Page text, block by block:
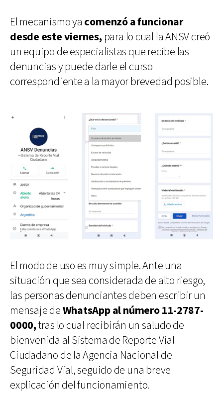
El mecanismo ya comenzó a funcionar
desde este viernes,para lo cual la ANSV creó
un equipo de especialistas que recibe las
denuncias y puede darle el curso
correspondiente a la mayor brevedad posible.
El modo de uso es muy simple. Ante una
situación que sea considerada de alto riesgo,
las personas denunciantes deben escribir un
mensaje deWhatsApp al número11-2787-
0000,tras lo cual recibirán un saludo de
bienvenida al Sistema de Reporte Vial
Ciudadano de la Agencia Nacional de
Seguridad Vial, seguido de una breve
explicación del funcionamiento.